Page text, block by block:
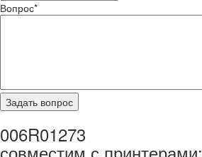
Вопрос*
006R01273